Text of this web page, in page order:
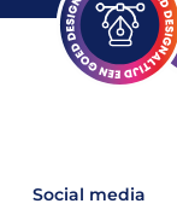
Social media